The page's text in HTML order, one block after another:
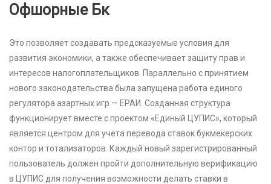
Офшорные Бк
Это позволяет создавать предсказуемые условия для
развития экономики, а также обеспечивает защиту прав и
интересов налогоплательщиков. Параллельно с принятием
нового законодательства была запущена работа единого
регулятора азартных игр — ЕРАИ. Созданная структура
функционирует вместе с проектом «Единый ЦУПИС», который
является центром для учета перевода ставок букмекерских
контор и тотализаторов. Каждый новый зарегистрированный
пользователь должен пройти дополнительную верификацию
в ЦУПИС для получения возможности делать ставки в